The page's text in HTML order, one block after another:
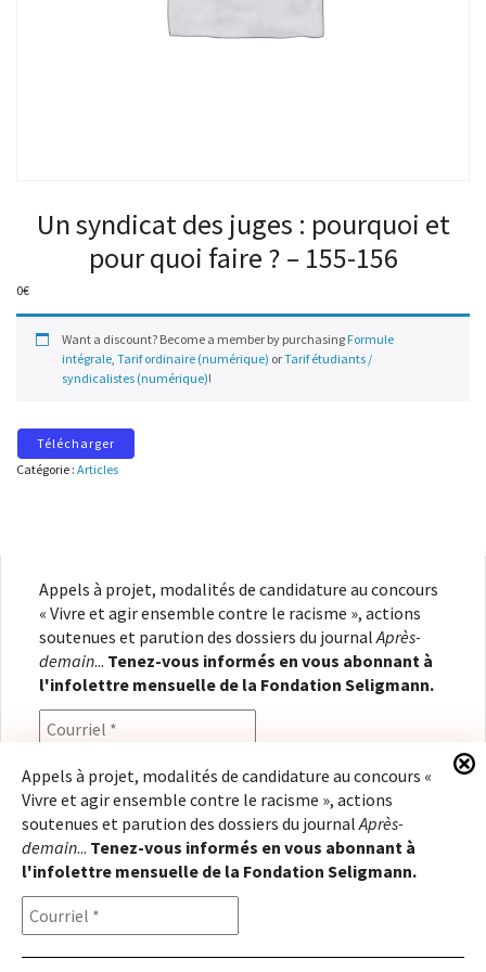
Un syndicat des juges : pourquoi et
pour quoi faire ? – 155-156
0€
Want a discount? Become a member by purchasing Formule
intégrale, Tarif ordinaire (numérique) orTarif étudiants /
syndicalistes (numérique)!
Télécharger
Catégorie : Articles
Appels à projet, modalités de candidature au concours
« Vivre et agir ensemble contre le racisme », actions
soutenues et parution des dossiers du journal Après-
demain... Tenez-vous informés en vous abonnant à
l'infolettre mensuelle de la Fondation Seligmann.
En renseignant votre adresse électronique, vous
consentez à recevoir l'infolettre de la Fondation
Seligmann, conformément à notrepolitique de
confidentialité. Il vous sera possible de vous
désabonner à tout moment.
Appels à projet, modalités de candidature au concours «
Vivre et agir ensemble contre le racisme », actions
soutenues et parution des dossiers du journalAprès-
demain... Tenez-vous informés en vous abonnant à
l'infolettre mensuelle de la Fondation Seligmann.